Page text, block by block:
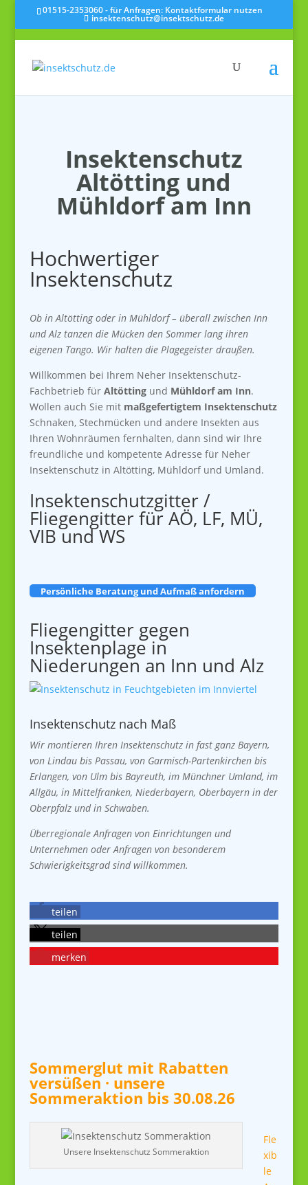
01515-2353060 - für Anfragen: Kontaktformular nutzen
insektenschutz@insektschutz.de
Insektenschutz
Altötting und
Mühldorf am Inn
Hochwertiger
Insektenschutz
Ob in Altötting oder in Mühldorf – überall zwischen Inn
und Alz tanzen die Mücken den Sommer lang ihren
eigenen Tango. Wir halten die Plagegeister draußen.
Willkommen bei Ihrem Neher Insektenschutz-
Fachbetrieb für Altöttingund Mühldorf am Inn.
Wollen auch Sie mit maßgefertigtem Insektenschutz
Schnaken, Stechmücken und andere Insekten aus
Ihren Wohnräumen fernhalten, dann sind wir Ihre
freundliche und kompetente Adresse für Neher
Insektenschutz in Altötting, Mühldorf und Umland.
Insektenschutzgitter /
Fliegengitter für AÖ, LF, MÜ,
VIB und WS
Persönliche Beratung und Aufmaß anfordern
Fliegengitter gegen
Insektenplage in
Niederungen an Inn und Alz
Insektenschutz nach Maß
Wir montieren Ihren Insektenschutz in fast ganz Bayern,
von Lindau bis Passau, von Garmisch-Partenkirchen bis
Erlangen, von Ulm bis Bayreuth, im Münchner Umland, im
Allgäu, in Mittelfranken, Niederbayern, Oberbayern in der
Oberpfalz und in Schwaben.
Überregionale Anfragen von Einrichtungen und
Unternehmen oder Anfragen von besonderem
Schwierigkeitsgrad sind willkommen.
teilen
teilen
merken
Sommerglut mit Rabatten
versüßen · unsere
Sommeraktion bis 30.08.26
Unsere Insektenschutz Sommeraktion
Fle
xib
le